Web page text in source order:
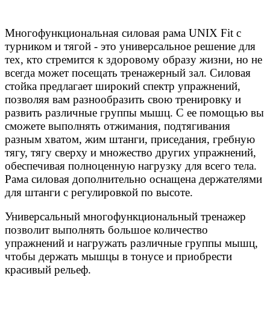
Многофункциональная силовая рама UNIX Fit с
турником и тягой - это универсальное решение для
тех, кто стремится к здоровому образу жизни, но не
всегда может посещать тренажерный зал. Силовая
стойка предлагает широкий спектр упражнений,
позволяя вам разнообразить свою тренировку и
развить различные группы мышц. С ее помощью вы
сможете выполнять отжимания, подтягивания
разным хватом, жим штанги, приседания, гребную
тягу, тягу сверху и множество других упражнений,
обеспечивая полноценную нагрузку для всего тела.
Рама силовая дополнительно оснащена держателями
для штанги с регулировкой по высоте.
Универсальный многофункциональный тренажер
позволит выполнять большое количество
упражнений и нагружать различные группы мышц,
чтобы держать мышцы в тонусе и приобрести
красивый рельеф.